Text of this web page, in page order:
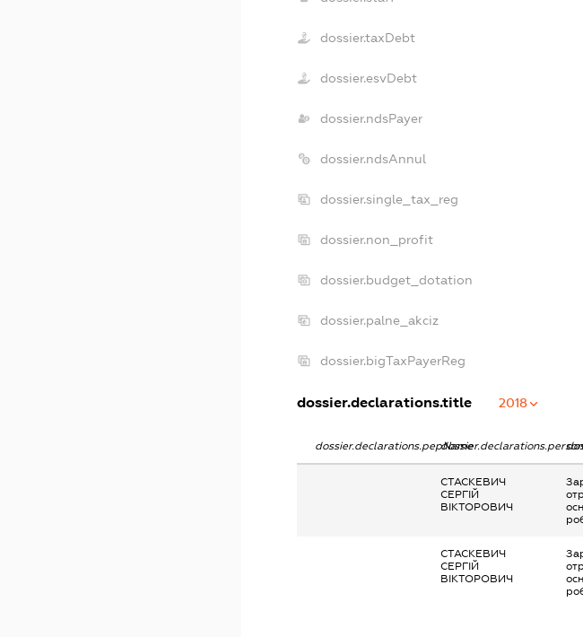
dossier.taxDebt
dossier.esvDebt
dossier.ndsPayer
dossier.ndsAnnul
dossier.single_tax_reg
dossier.non_profit
dossier.budget_dotation
dossier.palne_akciz
dossier.bigTaxPayerReg
dossier.declarations.title 2018
dossier.declarations.pepName
СТАСКЕВИЧ
СЕРГІЙ
ВІКТОРОВИЧ
СТАСКЕВИЧ
СЕРГІЙ
ВІКТОРОВИЧ